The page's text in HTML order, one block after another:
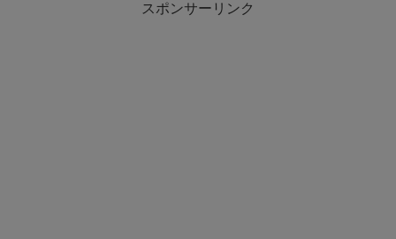
スポンサーリンク